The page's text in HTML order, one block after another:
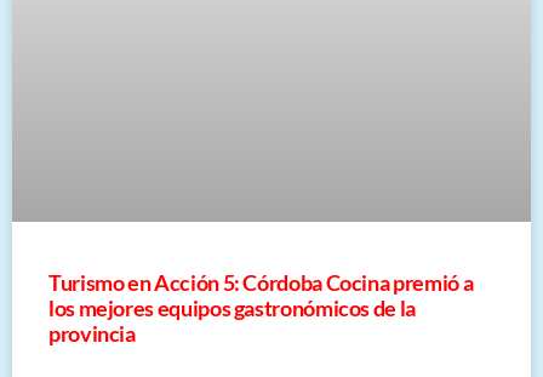
Turismo en Acción 5: Córdoba Cocina premió a
los mejores equipos gastronómicos de la
provincia